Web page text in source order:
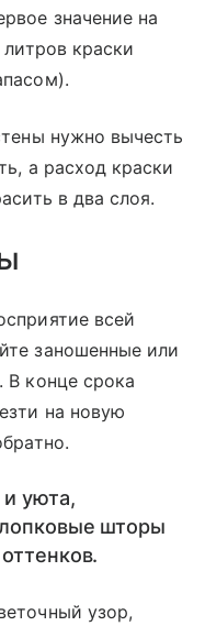
значение на
краски
нужно вычесть
а расход краски
в два слоя.
всей
заношенные или
В конце срока
на новую
уюта,
шторы
узор,